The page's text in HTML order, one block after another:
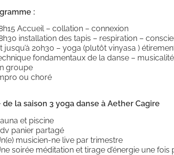
:
Accueil – collation – connexion
installation des tapis – respiration –
jusqu’à 20h30 – yoga (plutôt vinyasa )
fondamentaux de la danse –
groupe
ou choré
de la saison 3 yoga danse à Aether Cagire
et piscine
panier partagé
musicien-ne live par trimestre
soirée méditation et tirage d’énergie une fois